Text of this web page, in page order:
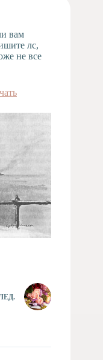
вам
лс,
не все